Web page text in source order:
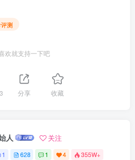
测
欢就支持一下吧
分享 收藏
人 关注
1 628 1 4 355W+